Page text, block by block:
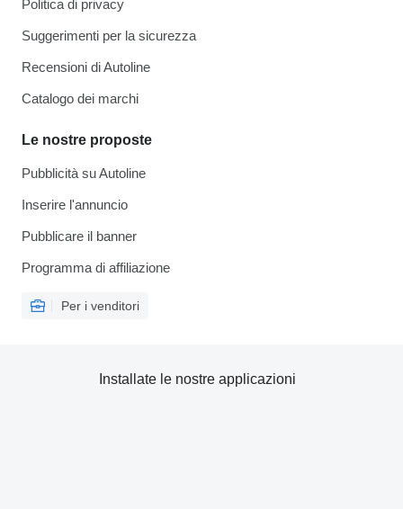
Politica di privacy
Suggerimenti per la sicurezza
Recensioni di Autoline
Catalogo dei marchi
Le nostre proposte
Pubblicità su Autoline
Inserire l'annuncio
Pubblicare il banner
Programma di affiliazione
Per i venditori
Installate le nostre applicazioni